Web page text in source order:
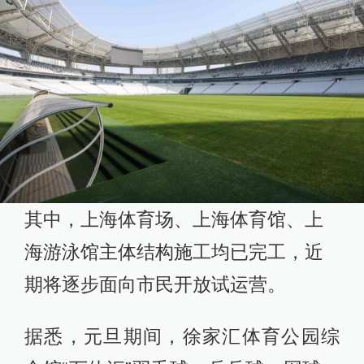
其中，上海体育场、上海体育馆、上
海游泳馆主体结构施工均已完工，近
期将逐步面向市民开放试运营。
据悉，元旦期间，徐家汇体育公园综